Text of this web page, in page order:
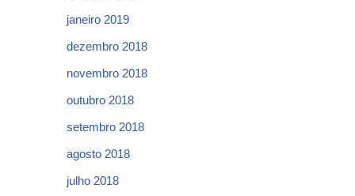
janeiro 2019
dezembro 2018
novembro 2018
outubro 2018
setembro 2018
agosto 2018
julho 2018